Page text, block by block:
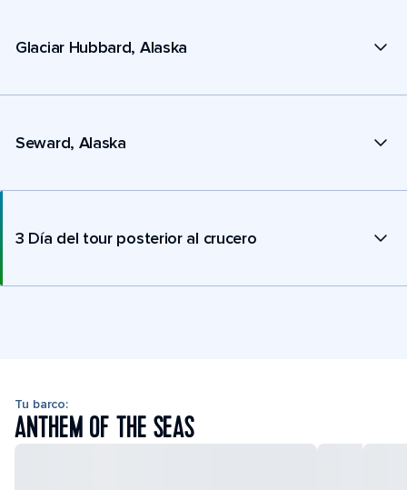
Glaciar Hubbard, Alaska
Seward, Alaska
3 Día del tour posterior al crucero
Tu barco:
ANTHEM OF THE SEAS